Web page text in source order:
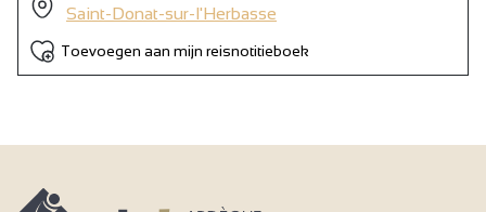
Saint-Donat-sur-l'Herbasse
Toevoegen aan mijn reisnotitieboek